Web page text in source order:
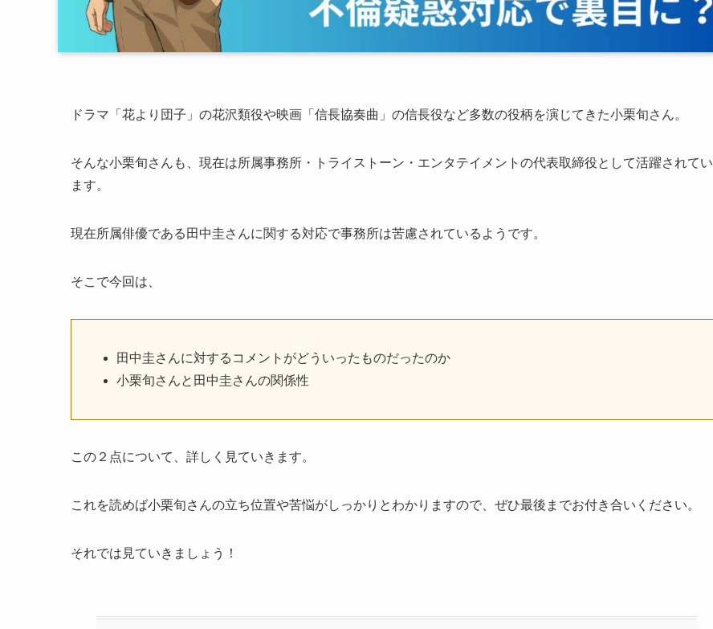
ドラマ「花より団子」の花沢類役や映画「信長協奏曲」の信長役など多数の役柄を演じてきた小栗旬さん。
そんな小栗旬さんも、現在は所属事務所・トライストーン・エンタテイメントの代表取締役として活躍されてい
ます。
現在所属俳優である田中圭さんに関する対応で事務所は苦慮されているようです。
そこで今回は、
田中圭さんに対するコメントがどういったものだったのか
小栗旬さんと田中圭さんの関係性
この２点について、詳しく見ていきます。
これを読めば小栗旬さんの立ち位置や苦悩がしっかりとわかりますので、ぜひ最後までお付き合いください。
それでは見ていきましょう！